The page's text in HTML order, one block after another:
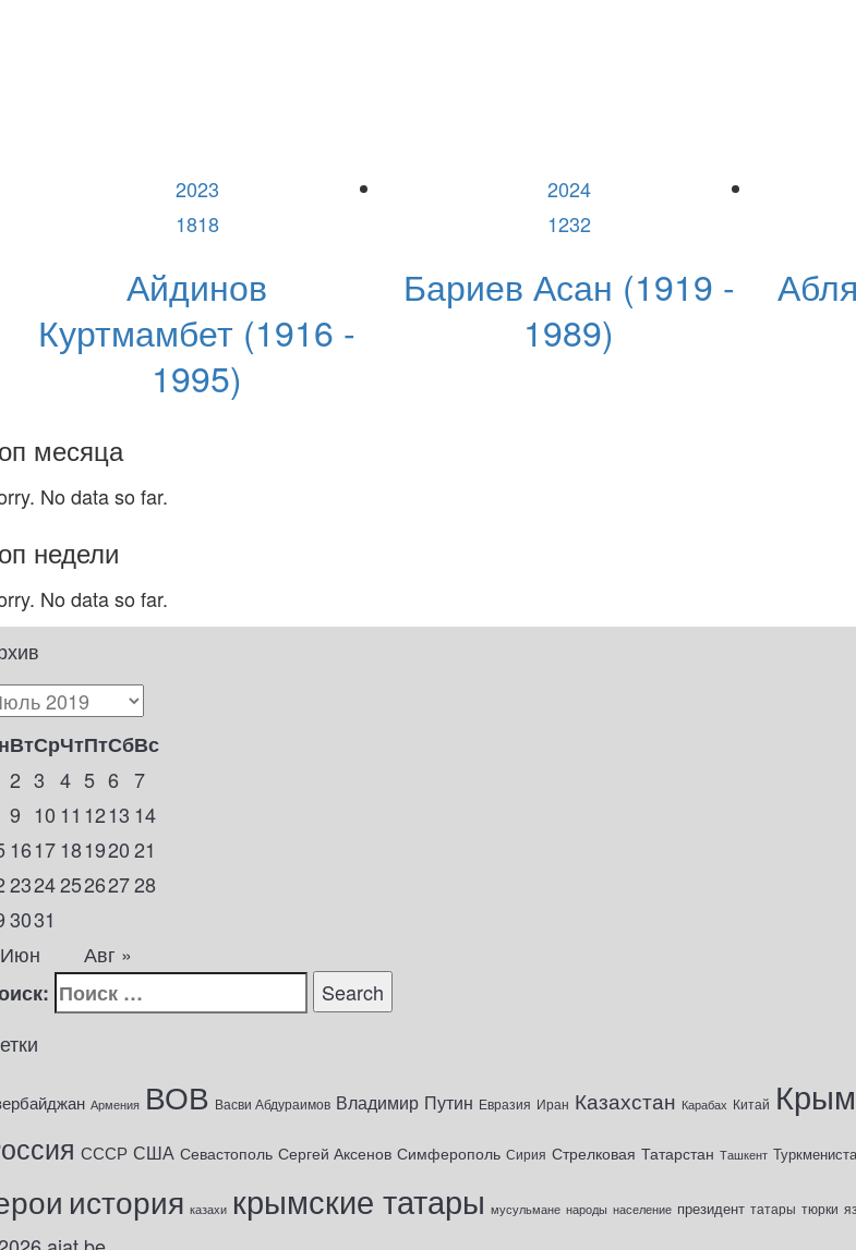
2023
1818
Айдинов
Куртмамбет (1916 -
1995)
2024
1232
Бариев Асан (1919 -
1989)
месяца
No data so far.
недели
No data so far.
ВтСрЧтПтСбВс
Авг »
2 3 4 5 6 7
9 10 11 1213 14
1617 18192021
232425262728
3031
Армения ВОВ Васви Абдураимов Владимир Путин Евразия Иран Казахстан Карабах Китай Крым
СССР США Севастополь Сергей Аксенов Симферополь Сирия Стрелковая Татарстан Ташкент
история казахи крымские татары мусульмане народы население президент татары тюрки